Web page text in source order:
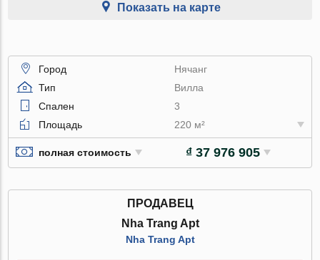
Показать на карте
Город
Нячанг
Тип
Вилла
Спален
3
Площадь
220 м²
полная стоимость ₫ 37 976 905
ПРОДАВЕЦ
Nha Trang Apt
Nha Trang Apt